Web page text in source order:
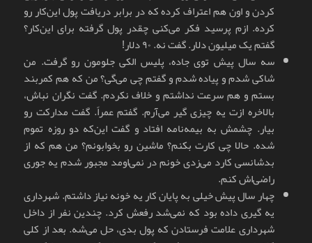
کردن و اون هم اعتراف کرده که در برابر دریافت پول این‌کار رو
کرده. ازم پرسید فکر می‌کنی چقدر پول گرفته برای این‌کار؟
گفتم یک میلیون دلار. گفت نه. ۹۰ دلار!
سه سال پیش توی جاده، پلیس الکی جلومون رو گرفت. من
شاکی شدم و پیاده شدم و گفتم چی می‌‌گی؟ من که هم کمربند
بستم و هم سرعت نداشتم و خلاف نکردم. گفت نگران نباش،
بالاخره ازت یه چیزی گیر می‌آرم. گفتم عمراً. گفت مدارکت رو
بیار. چشمش به بیمه‌نامه افتاد و گفت این‌که دو روزه تموم
شده. حالا چی کارت بکنم؟ ماشین رو بخوابونم؟ من هم که از
بدشانسی کارد می‌زدی خونم در نمی‌اومد مجبور شدم یه جوری
راضی‌اش کنم.
چهار سال پیش خیلی به پایان کار یه خونه نیاز داشتم. شهرداری
یه گیری داده بود که نمی‌شد رفعش کرد. چندین نفر از داخل
شهرداری علامت فرستادن که پول بدی، حل می‌شه. بعد از کلی